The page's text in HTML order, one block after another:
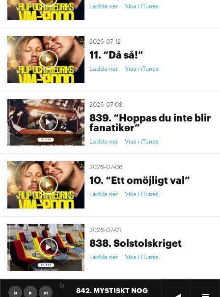
Ladda ner Visa i iTunes
2026-07-12
11. “Då så!”
Ladda ner Visa i iTunes
2026-07-08
839. “Hoppas du inte blir
fanatiker”
Ladda ner Visa i iTunes
2026-07-06
10. “Ett omöjligt val”
Ladda ner Visa i iTunes
2026-07-01
838. Solstolskriget
Ladda ner Visa i iTunes
2026-07-01
842. MYSTISKT NOG
b